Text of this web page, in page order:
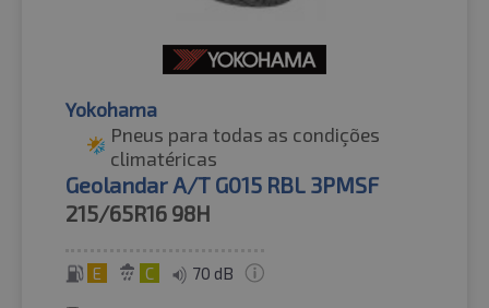
Yokohama
Pneus para todas as condições
climatéricas
Geolandar A/T G015 RBL 3PMSF
215/65R16 98H
E C 70 dB